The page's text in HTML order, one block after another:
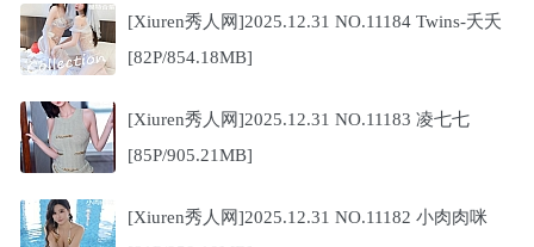
[Xiuren秀人网]2025.12.31 NO.11184 Twins-夭夭
[82P/854.18MB]
[Xiuren秀人网]2025.12.31 NO.11183 凌七七
[85P/905.21MB]
[Xiuren秀人网]2025.12.31 NO.11182 小肉肉咪